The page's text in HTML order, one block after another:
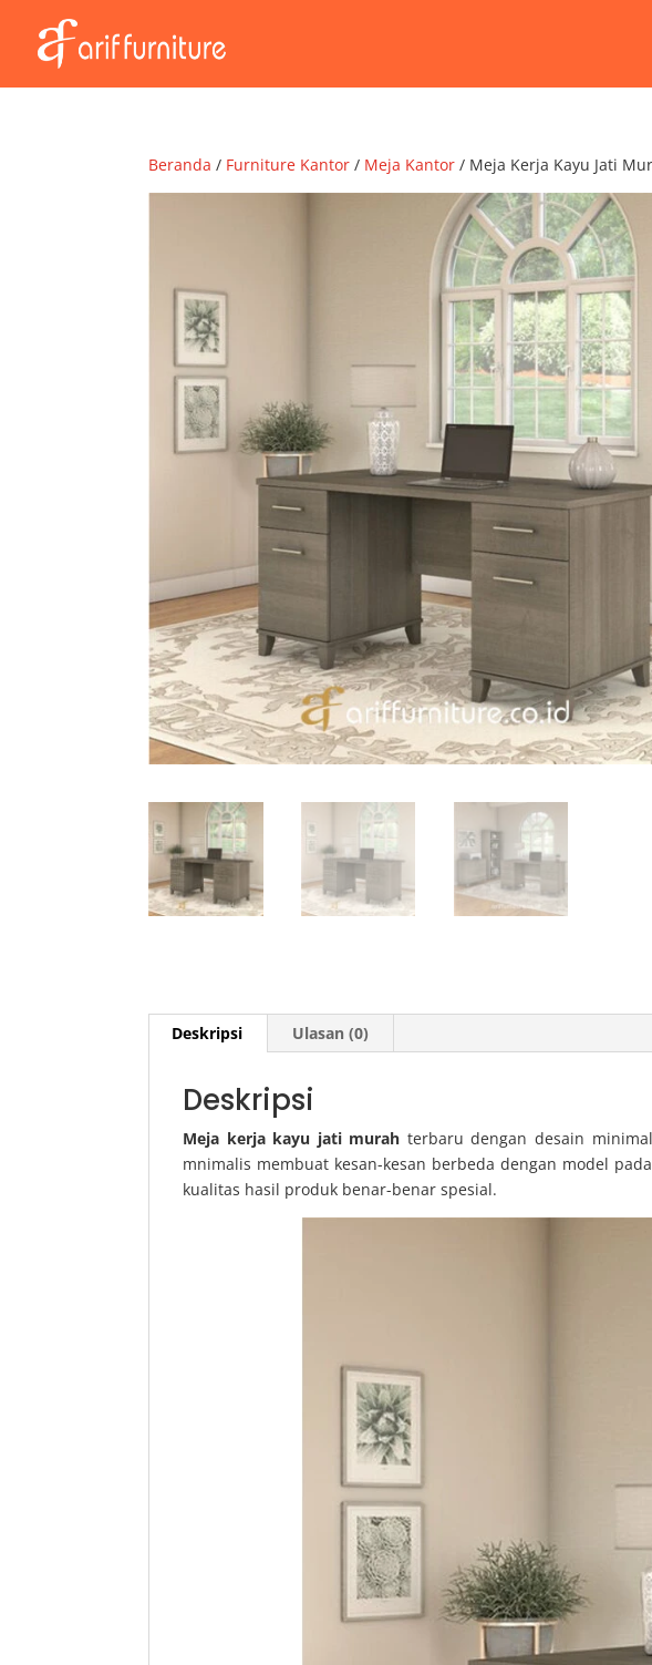
Beranda / Furniture Kantor / Meja Kantor / Meja Kerja Kayu Jati
Deskripsi Ulasan (0)
Deskripsi
Meja kerja kayu jati murah terbaru dengan desain
mnimalis membuat kesan-kesan berbeda dengan model
kualitas hasil produk benar-benar spesial.